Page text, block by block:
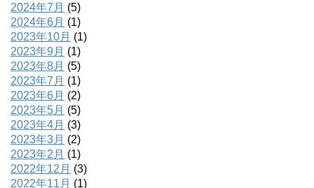
2024年7月 (5)
2024年6月 (1)
2023年10月 (1)
2023年9月 (1)
2023年8月 (5)
2023年7月 (1)
2023年6月 (2)
2023年5月 (5)
2023年4月 (3)
2023年3月 (2)
2023年2月 (1)
2022年12月 (3)
2022年11月 (1)